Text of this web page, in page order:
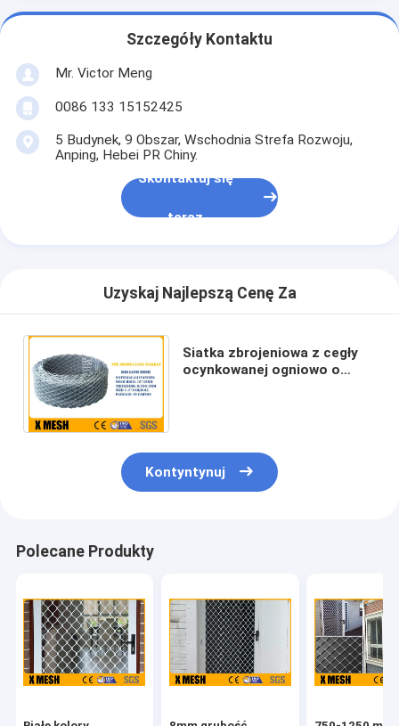
Szczegóły Kontaktu
Mr. Victor Meng
0086 133 15152425
5 Budynek, 9 Obszar, Wschodnia Strefa Rozwoju,
Anping, Hebei PR Chiny.
Skontaktuj się
teraz
Uzyskaj Najlepszą Cenę Za
Siatka zbrojeniowa z cegły
ocynkowanej ogniowo o
Kontyntynuj
Polecane Produkty